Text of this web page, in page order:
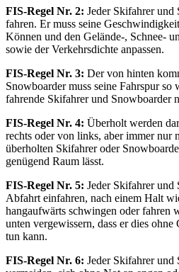
FIS-Regel Nr. 2: Jeder Skifahrer und
fahren. Er muss seine
Können und den Gelände-, Schnee-
sowie der Verkehrsdichte anpassen.
FIS-Regel Nr. 3: Der von hinten
Snowboarder muss seine Fahrspur so
fahrende Skifahrer und Snowboarder
FIS-Regel Nr. 4: Überholt werden
rechts oder von links, aber immer nur
überholten Skifahrer oder
genügend Raum lässt.
FIS-Regel Nr. 5: Jeder Skifahrer und
Abfahrt einfahren, nach einem Halt
hangaufwärts schwingen oder fahren
unten vergewissern, dass er dies
tun kann.
FIS-Regel Nr. 6: Jeder Skifahrer und